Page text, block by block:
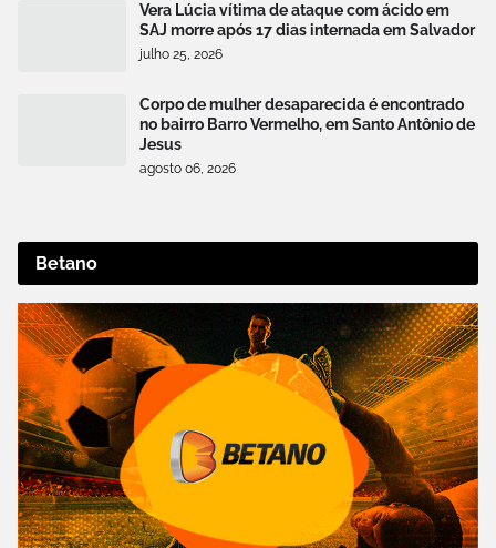
Vera Lúcia vítima de ataque com ácido em
SAJ morre após 17 dias internada em Salvador
julho 25, 2026
Corpo de mulher desaparecida é encontrado
no bairro Barro Vermelho, em Santo Antônio de
Jesus
agosto 06, 2026
Betano